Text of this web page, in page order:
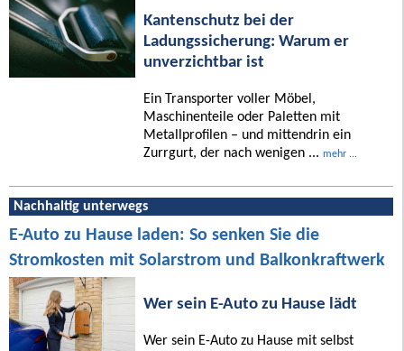
Kantenschutz bei der
Ladungssicherung: Warum er
unverzichtbar ist
Ein Transporter voller Möbel,
Maschinenteile oder Paletten mit
Metallprofilen – und mittendrin ein
Zurrgurt, der nach wenigen ... mehr ...
Nachhaltig unterwegs
E-Auto zu Hause laden: So senken Sie die
Stromkosten mit Solarstrom und Balkonkraftwerk
Wer sein E-Auto zu Hause lädt
Wer sein E-Auto zu Hause mit selbst